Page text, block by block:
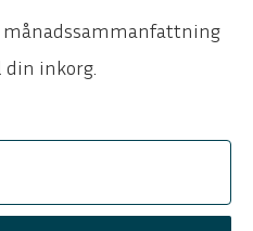
månadssammanfattning
inkorg.